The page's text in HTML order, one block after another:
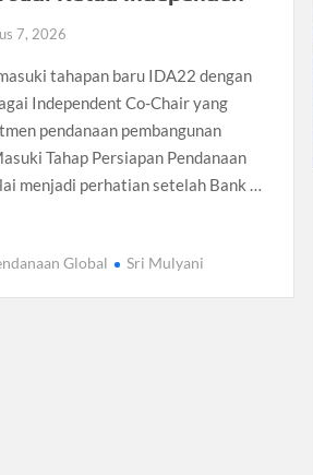
Dampak Padel pada Cedera Kaki
Bahas Tanggung Jawab Maskapai Saat
2026 Tembus 4 Film Rp18
7, 2026
tahapan baru IDA22 dengan
Independent Co-Chair yang
pendanaan pembangunan
Tahap Persiapan Pendanaan
menjadi perhatian setelah Bank …
Global Sri Mulyani